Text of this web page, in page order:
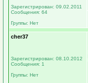
Зарегистрирован: 09.02.2011
Сообщения: 64
Группы: Нет
cher37
Зарегистрирован: 08.10.2012
Сообщения: 1
Группы: Нет